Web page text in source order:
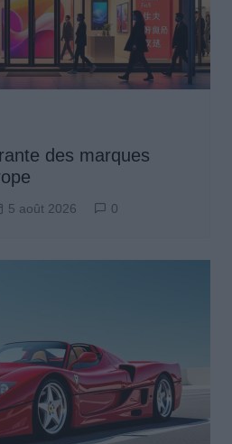
des marques
5 août 2026 0